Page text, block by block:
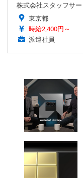
株式会社スタッフサ
東京都
時給2,400円～
派遣社員